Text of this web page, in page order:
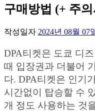
구매방법 (+ 주
작성일자 2024년 08월 07
DPA티켓은 도쿄 디
때 입장권과 더불어
다. DPA티켓은 인기
시간없이 탑승할 수
개 정도 사용하는 것